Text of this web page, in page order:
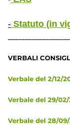
- Statuto (in
VERBALI
Verbale del 2/12/
Verbale del 29/
Verbale del 28/